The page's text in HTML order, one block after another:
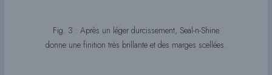
Fig. 3 : Après un léger durcissement, Seal-n-Shine
donne une finition très brillante et des marges scellées.